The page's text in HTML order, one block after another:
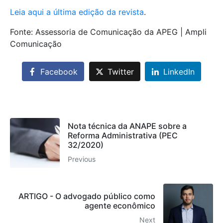
Leia aqui a última edição da revista.
Fonte: Assessoria de Comunicação da APEG | Ampli
Comunicação
Facebook Twitter LinkedIn
Nota técnica da ANAPE sobre a
Reforma Administrativa (PEC
32/2020)
Previous
ARTIGO - O advogado público como
agente econômico
Next